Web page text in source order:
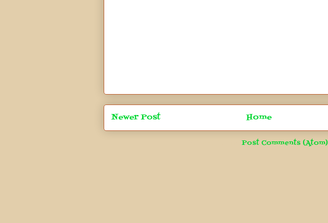
Newer Post Home
Subscribe to:Post Comments (Atom)